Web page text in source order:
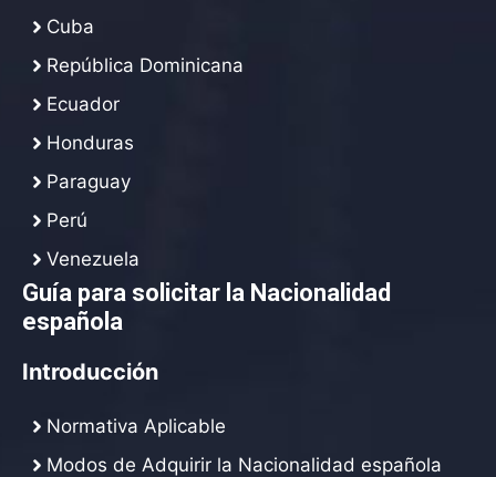
Cuba
República Dominicana
Ecuador
Honduras
Paraguay
Perú
Venezuela
Guía para solicitar la Nacionalidad
española
Introducción
Normativa Aplicable
Modos de Adquirir la Nacionalidad española